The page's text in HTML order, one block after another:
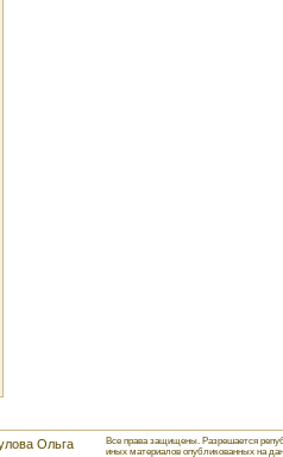
Ольга
Все права защищены. Разрешается
иных материалов опубликованных на